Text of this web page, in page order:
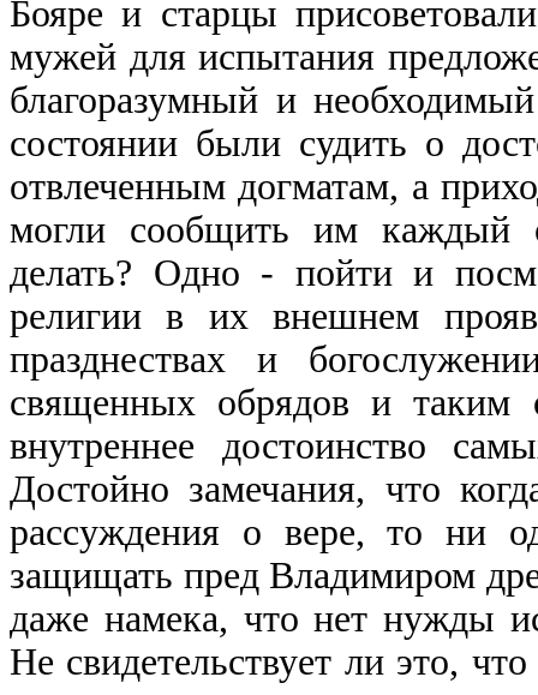
Бояре и старцы
мужей для испытания
благоразумный и
состоянии были судить о
отвлеченным догматам, а
могли сообщить им каждый
делать? Одно - пойти и
религии в их внешнем
празднествах и
священных обрядов и таким
внутреннее достоинство
Достойно замечания, что
рассуждения о вере, то ни
защищать пред Владимиром
даже намека, что нет нужды
Не свидетельствует ли это,